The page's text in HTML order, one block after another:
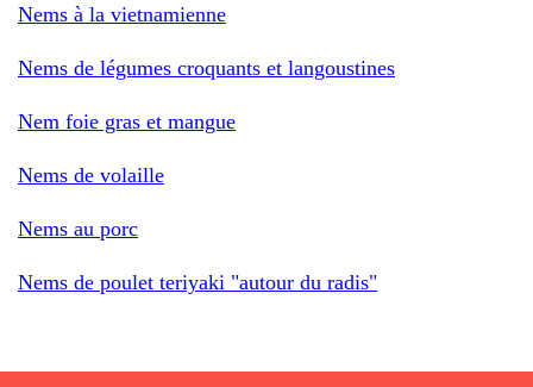
Nems à la vietnamienne
Nems de légumes croquants et langoustines
Nem foie gras et mangue
Nems de volaille
Nems au porc
Nems de poulet teriyaki "autour du radis"